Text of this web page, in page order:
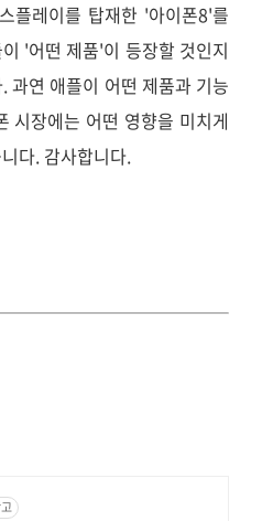
플레이를 탑재한 '아이폰8'를
'어떤 제품'이 등장할 것인지
과연 애플이 어떤 제품과 기능
시장에는 어떤 영향을 미치게
다. 감사합니다.